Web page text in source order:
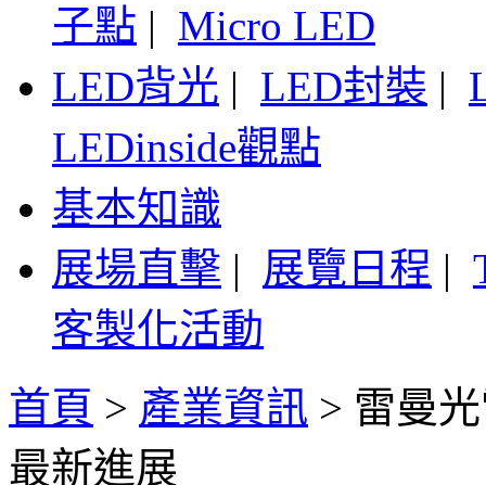
子點 | Micro LED
LED背光 | LED封裝 |
LEDinside觀點
基本知識
展場直擊 | 展覽日程 |
客製化活動
首頁 > 產業資訊 > 雷曼
最新進展